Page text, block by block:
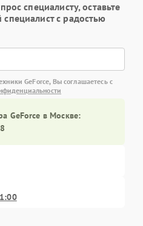
специалисту, оставьте
с радостью
GeForce, Вы соглашаетесь с
GeForce в Москве: